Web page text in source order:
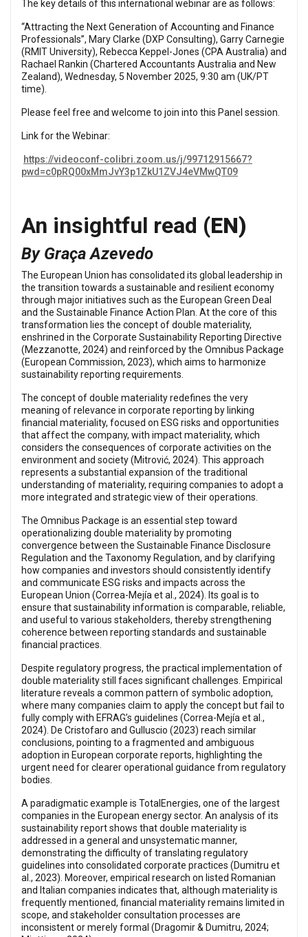
The key details of this international webinar are as follows:
“Attracting the Next Generation of Accounting and Finance
Professionals”, Mary Clarke (DXP Consulting), Garry Carnegie
(RMIT University), Rebecca Keppel-Jones (CPA Australia) and
Rachael Rankin (Chartered Accountants Australia and New
Zealand), Wednesday, 5 November 2025, 9:30 am (UK/PT
time).
Please feel free and welcome to join into this Panel session.
Link for the Webinar:
https://videoconf-colibri.zoom.us/j/99712915667?
pwd=c0pRQ00xMmJvY3p1ZkU1ZVJ4eVMwQT09
An insightful read (EN)
By Graça Azevedo
The European Union has consolidated its global leadership in
the transition towards a sustainable and resilient economy
through major initiatives such as the European Green Deal
and the Sustainable Finance Action Plan. At the core of this
transformation lies the concept of double materiality,
enshrined in the Corporate Sustainability Reporting Directive
(Mezzanotte, 2024) and reinforced by the Omnibus Package
(European Commission, 2023), which aims to harmonize
sustainability reporting requirements.
The concept of double materiality redefines the very
meaning of relevance in corporate reporting by linking
financial materiality, focused on ESG risks and opportunities
that affect the company, with impact materiality, which
considers the consequences of corporate activities on the
environment and society (Mitrović, 2024). This approach
represents a substantial expansion of the traditional
understanding of materiality, requiring companies to adopt a
more integrated and strategic view of their operations.
The Omnibus Package is an essential step toward
operationalizing double materiality by promoting
convergence between the Sustainable Finance Disclosure
Regulation and the Taxonomy Regulation, and by clarifying
how companies and investors should consistently identify
and communicate ESG risks and impacts across the
European Union (Correa-Mejía et al., 2024). Its goal is to
ensure that sustainability information is comparable, reliable,
and useful to various stakeholders, thereby strengthening
coherence between reporting standards and sustainable
financial practices.
Despite regulatory progress, the practical implementation of
double materiality still faces significant challenges. Empirical
literature reveals a common pattern of symbolic adoption,
where many companies claim to apply the concept but fail to
fully comply with EFRAG’s guidelines (Correa-Mejía et al.,
2024). De Cristofaro and Gulluscio (2023) reach similar
conclusions, pointing to a fragmented and ambiguous
adoption in European corporate reports, highlighting the
urgent need for clearer operational guidance from regulatory
bodies.
A paradigmatic example is TotalEnergies, one of the largest
companies in the European energy sector. An analysis of its
sustainability report shows that double materiality is
addressed in a general and unsystematic manner,
demonstrating the difficulty of translating regulatory
guidelines into consolidated corporate practices (Dumitru et
al., 2023). Moreover, empirical research on listed Romanian
and Italian companies indicates that, although materiality is
frequently mentioned, financial materiality remains limited in
scope, and stakeholder consultation processes are
inconsistent or merely formal (Dragomir & Dumitru, 2024;